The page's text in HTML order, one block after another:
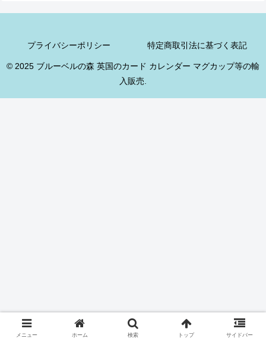
プライバシーポリシー 特定商取引法に基づく表記
© 2025 ブルーベルの森 英国のカード カレンダー マグカップ等の輸
入販売.
メニュー ホーム 検索 トップ サイドバー